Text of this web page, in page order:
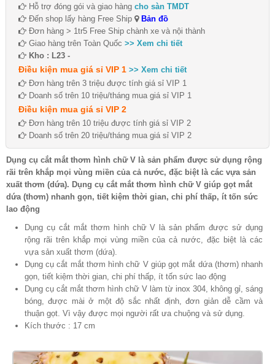
Hỗ trợ đóng gói và giao hàng cho sàn TMDT
Đến shop lấy hàng Free Ship
Bản đồ
Đơn hàng > 1tr5 Free Ship chành xe và nội thành
Giao hàng trên Toàn Quốc >> Xem chi tiết
Kho : L23 -
Điều kiện mua giá sỉ VIP 1 >> Xem chi tiết
Đơn hàng trên 3 triệu được tính giá sỉ VIP 1
Doanh số trên 10 triệu/tháng mua giá sỉ VIP 1
Điều kiện mua giá sỉ VIP 2
Đơn hàng trên 10 triệu được tính giá sỉ VIP 2
Doanh số trên 20 triệu/tháng mua giá sỉ VIP 2
Dụng cụ cắt mắt thơm hình chữ V là sản phẩm được sử dụng rộng
rãi trên khắp mọi vùng miền của cả nước, đặc biệt là các vựa sản
xuất thơm (dứa). Dụng cụ cắt mắt thơm hình chữ V giúp gọt mắt
dứa (thơm) nhanh gọn, tiết kiệm thời gian, chi phí thấp, ít tốn sức
lao động
Dụng cụ cắt mắt thơm hình chữ V là sản phẩm được sử dụng
rộng rãi trên khắp mọi vùng miền của cả nước, đặc biệt là các
vựa sản xuất thơm (dứa).
Dụng cụ cắt mắt thơm hình chữ V giúp gọt mắt dứa (thơm) nhanh
gọn, tiết kiệm thời gian, chi phí thấp, ít tốn sức lao động
Dụng cụ cắt mắt thơm hình chữ V làm từ inox 304, không gỉ, sáng
bóng, được mài ở một độ sắc nhất định, đơn giản dễ cầm và
thuận gọt. Vì vậy được mọi người rất ưa chuộng và sử dụng.
Kích thước : 17 cm